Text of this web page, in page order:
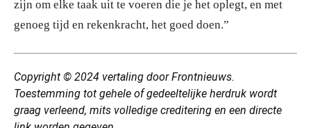
zijn om elke taak uit te voeren die je het oplegt, en met
genoeg tijd en rekenkracht, het goed doen.”
Copyright © 2024 vertaling door Frontnieuws.
Toestemming tot gehele of gedeeltelijke herdruk wordt
graag verleend, mits volledige creditering en een directe